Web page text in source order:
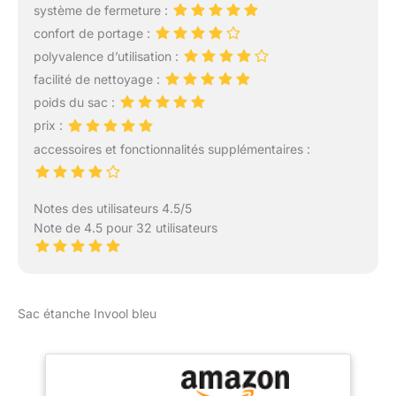
de sac étanche peuvent
répondre à vos différents
besoins. Léger et
portable : le sac étanche
est très léger et compact,
ce qui en fait un sac
pour la planification de
facilement et est petit, ce
qui vous permet
pour le fermer. Roulez-le
simplement et il se
transforme en un petit
système de fermeture :
confort de portage :
polyvalence d’utilisation :
facilité de nettoyage :
poids du sac :
prix :
accessoires et fonctionnalités supplémentaires :
Notes des utilisateurs 4.5/5
Note de 4.5 pour 32 utilisateurs
Sac étanche Invool bleu